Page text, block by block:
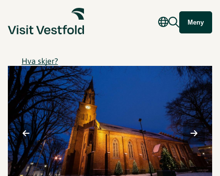
Meny
Hva skjer?